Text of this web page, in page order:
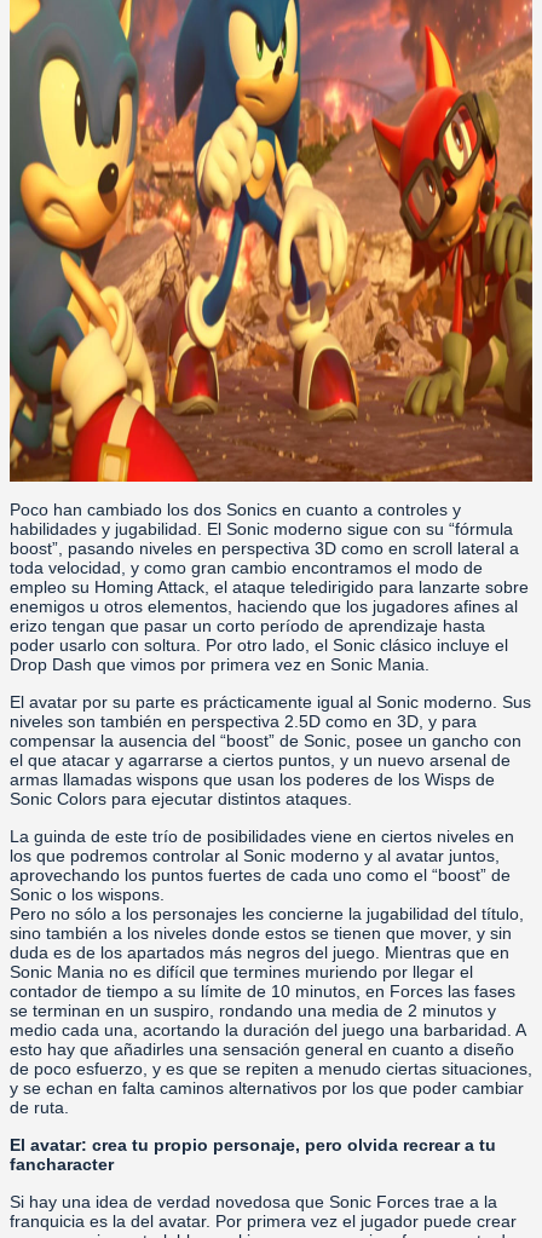
Poco han cambiado los dos Sonics en cuanto a controles y
habilidades y jugabilidad. El Sonic moderno sigue con su “fórmula
boost”, pasando niveles en perspectiva 3D como en scroll lateral a
toda velocidad, y como gran cambio encontramos el modo de
empleo su Homing Attack, el ataque teledirigido para lanzarte sobre
enemigos u otros elementos, haciendo que los jugadores afines al
erizo tengan que pasar un corto período de aprendizaje hasta
poder usarlo con soltura. Por otro lado, el Sonic clásico incluye el
Drop Dash que vimos por primera vez en Sonic Mania.
El avatar por su parte es prácticamente igual al Sonic moderno. Sus
niveles son también en perspectiva 2.5D como en 3D, y para
compensar la ausencia del “boost” de Sonic, posee un gancho con
el que atacar y agarrarse a ciertos puntos, y un nuevo arsenal de
armas llamadas wispons que usan los poderes de los Wisps de
Sonic Colors para ejecutar distintos ataques.
La guinda de este trío de posibilidades viene en ciertos niveles en
los que podremos controlar al Sonic moderno y al avatar juntos,
aprovechando los puntos fuertes de cada uno como el “boost” de
Sonic o los wispons.
Pero no sólo a los personajes les concierne la jugabilidad del título,
sino también a los niveles donde estos se tienen que mover, y sin
duda es de los apartados más negros del juego. Mientras que en
Sonic Mania no es difícil que termines muriendo por llegar el
contador de tiempo a su límite de 10 minutos, en Forces las fases
se terminan en un suspiro, rondando una media de 2 minutos y
medio cada una, acortando la duración del juego una barbaridad. A
esto hay que añadirles una sensación general en cuanto a diseño
de poco esfuerzo, y es que se repiten a menudo ciertas situaciones,
y se echan en falta caminos alternativos por los que poder cambiar
de ruta.
El avatar: crea tu propio personaje, pero olvida recrear a tu
fancharacter
Si hay una idea de verdad novedosa que Sonic Forces trae a la
franquicia es la del avatar. Por primera vez el jugador puede crear